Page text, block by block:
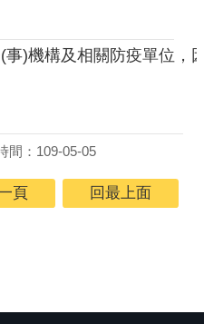
)機構及相關防疫單位，
間：109-05-05
頁 回最上面